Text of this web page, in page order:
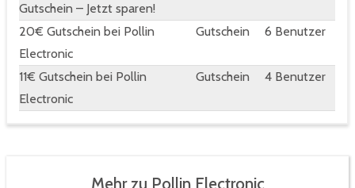
Gutschein – Jetzt sparen!
20€ Gutschein bei Pollin
Electronic
Gutschein 6 Benutzer
11€ Gutschein bei Pollin
Electronic
Gutschein 4 Benutzer
Mehr zu Pollin Electronic